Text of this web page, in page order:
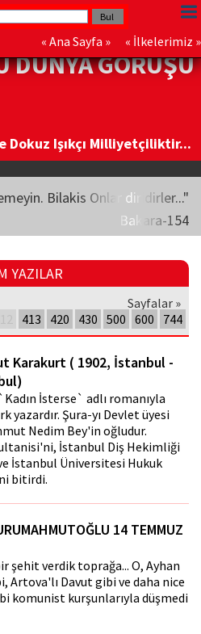
« Ana Sayfa » « İlkelerimiz »
DÜNYA GÖRÜŞÜ
Dokuz Işıkçı Milliyetçiliktir...
Bilakis Onlar diridirler..."
Bakara-154
YAZILAR
Sayfalar »
413 420 430 500 600 744
Karakurt ( 1902, İstanbul -
İsterse` adlı romanıyla
yazardır. Şura-yı Devlet üyesi
Nedim Bey'in oğludur.
İstanbul Diş Hekimliği
İstanbul Üniversitesi Hukuk
bitirdi.
14 TEMMUZ
şehit verdik toprağa... O, Ayhan
Artova'lı Davut gibi ve daha nice
komunist kurşunlarıyla düşmedi